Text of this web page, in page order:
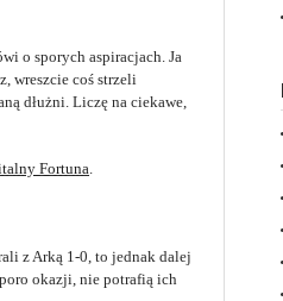
o sporych aspiracjach. Ja
wreszcie coś strzeli
dłużni. Liczę na ciekawe,
Fortuna.
z Arką 1-0, to jednak dalej
okazji, nie potrafią ich